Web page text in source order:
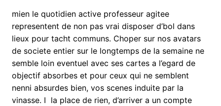
mien le quotidien active professeur agitee
representent de non pas vrai disposer d’bol dans
lieux pour tacht communs. Choper sur nos avatars
de societe entier sur le longtemps de la semaine ne
semble loin eventuel avec ses cartes a l’egard de
objectif absorbes et pour ceux qui ne semblent
nenni absurdes bien, vos scenes induite par la
vinasse. I la place de rien, d’arriver a un compte